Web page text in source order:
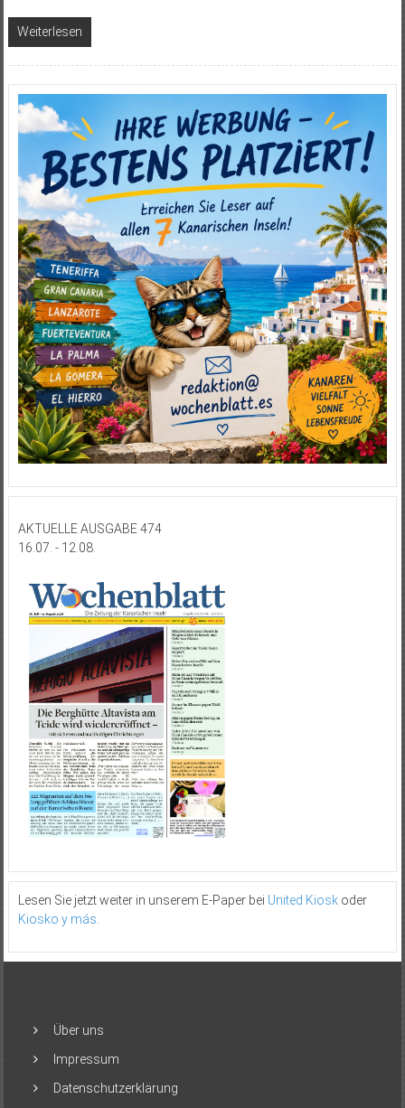
Weiterlesen
AKTUELLE AUSGABE 474
16.07. - 12.08.
Lesen Sie jetzt weiter in unserem E-Paper bei United Kioskoder
Kiosko y más
Über uns
Impressum
Datenschutzerklärung